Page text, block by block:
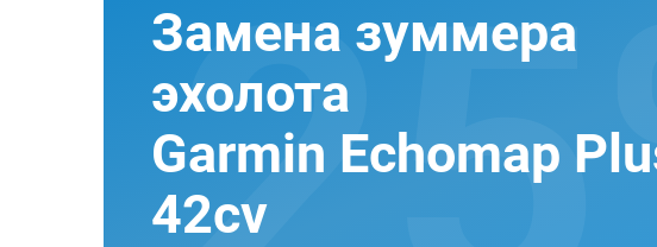
Замена зуммера
эхолота
Garmin Echomap
42cv